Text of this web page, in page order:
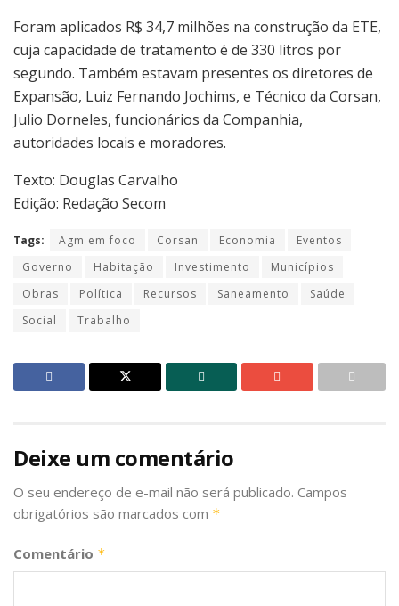
Foram aplicados R$ 34,7 milhões na construção da ETE,
cuja capacidade de tratamento é de 330 litros por
segundo. Também estavam presentes os diretores de
Expansão, Luiz Fernando Jochims, e Técnico da Corsan,
Julio Dorneles, funcionários da Companhia,
autoridades locais e moradores.
Texto: Douglas Carvalho
Edição: Redação Secom
Tags: Agm em foco Corsan Economia
Eventos
Governo
Habitação Investimento
Municípios
Obras
Política Recursos Saneamento
Saúde
Social
Trabalho
Deixe um comentário
O seu endereço de e-mail não será publicado. Campos
obrigatórios são marcados com *
Comentário *